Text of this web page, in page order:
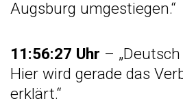
Augsburg umgestiegen.“
11:56:27 Uhr –
Hier wird gerade das
erklärt.“